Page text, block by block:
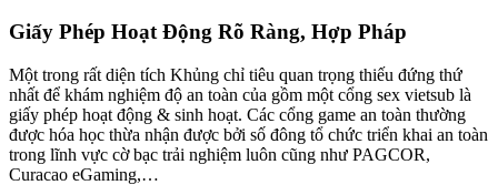
Giấy Phép Hoạt Động Rõ Ràng, Hợp Pháp
Một trong rất diện tích Khủng chỉ tiêu quan trọng thiếu đứng thứ
nhất để khám nghiệm độ an toàn của gồm một cổng sex vietsub là
giấy phép hoạt động & sinh hoạt. Các cổng game an toàn thường
được hóa học thừa nhận được bởi số đông tổ chức triển khai an toàn
trong lĩnh vực cờ bạc trải nghiệm luôn cũng như PAGCOR,
Curacao eGaming,…